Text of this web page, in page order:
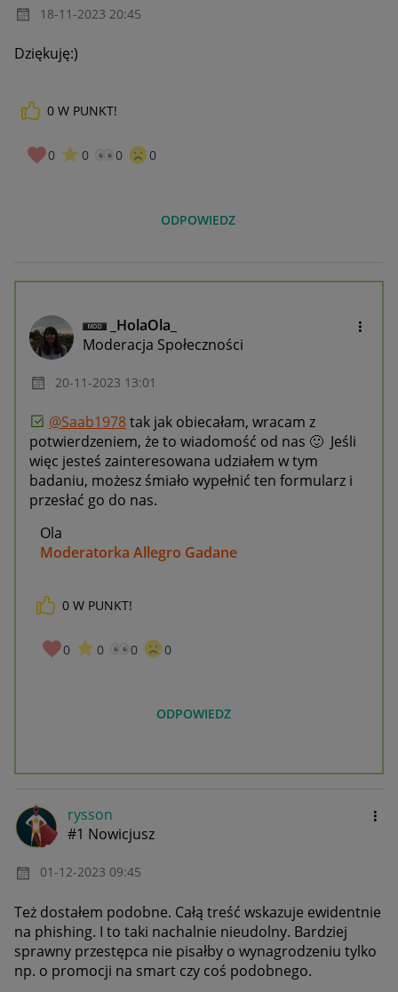
‎18-11-2023 20:45
Dziękuję:)
0 W PUNKT!
0 0 0 0
ODPOWIEDZ
_HolaOla_
Moderacja Społeczności
‎20-11-2023 13:01
@Saab1978tak jak obiecałam, wracam z
potwierdzeniem, że to wiadomość od nas 🙂 Jeśli
więc jesteś zainteresowana udziałem w tym
badaniu, możesz śmiało wypełnić ten formularz i
przesłać go do nas.
Ola
Moderatorka Allegro Gadane
0 W PUNKT!
0 0 0 0
ODPOWIEDZ
rysson
#1 Nowicjusz
‎01-12-2023 09:45
Też dostałem podobne. Całą treść wskazuje ewidentnie
na phishing. I to taki nachalnie nieudolny. Bardziej
sprawny przestępca nie pisałby o wynagrodzeniu tylko
np. o promocji na smart czy coś podobnego.